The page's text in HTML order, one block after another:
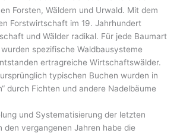
Forsten, Wäldern und Urwald. Mit dem
Forstwirtschaft im 19. Jahrhundert
und Wälder radikal. Für jede Baumart
spezifische Waldbausysteme
ertragreiche Wirtschaftswälder.
typischen Buchen wurden in
durch Fichten und andere Nadelbäume
und Systematisierung der letzten
den vergangenen Jahren habe die